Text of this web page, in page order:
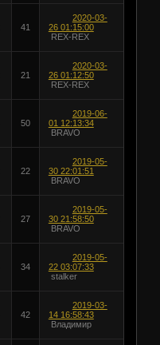
41
2020-03-
26 01:15:00
REX-REX
21
2020-03-
26 01:12:50
REX-REX
50
2019-06-
01 12:13:34
BRAVO
22
2019-05-
30 22:01:51
BRAVO
27
2019-05-
30 21:58:50
BRAVO
34
2019-05-
22 03:07:33
stalker
42
2019-03-
14 16:58:43
Владимир